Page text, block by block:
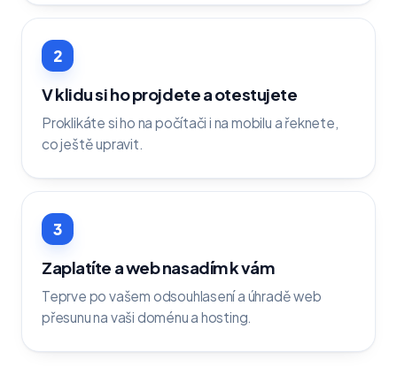
2
V klidu si ho projdete a otestujete
Proklikáte si ho na počítači i na mobilu a řeknete,
co ještě upravit.
3
Zaplatíte a web nasadím k vám
Teprve po vašem odsouhlasení a úhradě web
přesunu na vaši doménu a hosting.